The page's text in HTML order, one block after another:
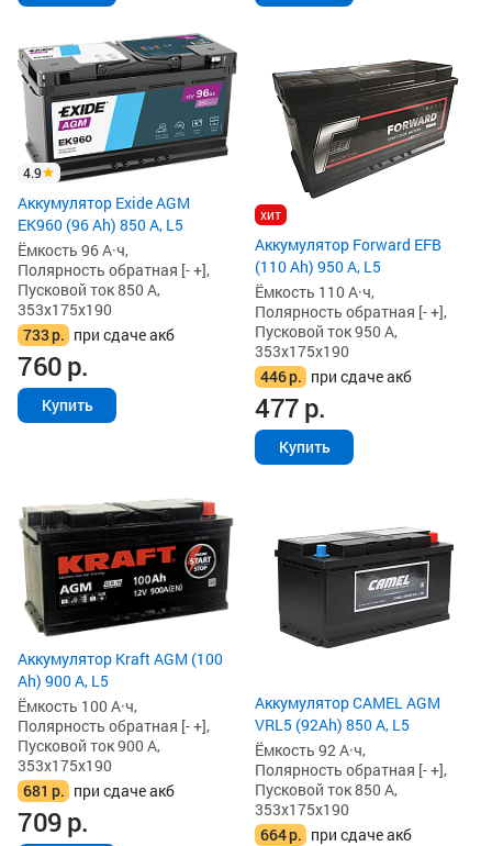
4.9
Аккумулятор Exide AGM
EK960 (96 Ah) 850 А, L5
Ёмкость 96 А·ч,
Полярность обратная [- +],
Пусковой ток 850 А,
353x175x190
733р. при сдаче акб
760р.
Купить
хит
Аккумулятор Forward EFB
(110 Ah) 950 А, L5
Ёмкость 110 А·ч,
Полярность обратная [- +],
Пусковой ток 950 А,
353x175x190
446р. при сдаче акб
477р.
Купить
Аккумулятор Kraft AGM (100
Ah) 900 А, L5
Ёмкость 100 А·ч,
Полярность обратная [- +],
Пусковой ток 900 А,
353x175x190
681 р. при сдаче акб
709р.
Аккумулятор CAMEL AGM
VRL5 (92Ah) 850 А, L5
Ёмкость 92 А·ч,
Полярность обратная [- +],
Пусковой ток 850 А,
353x175x190
664р. при сдаче акб